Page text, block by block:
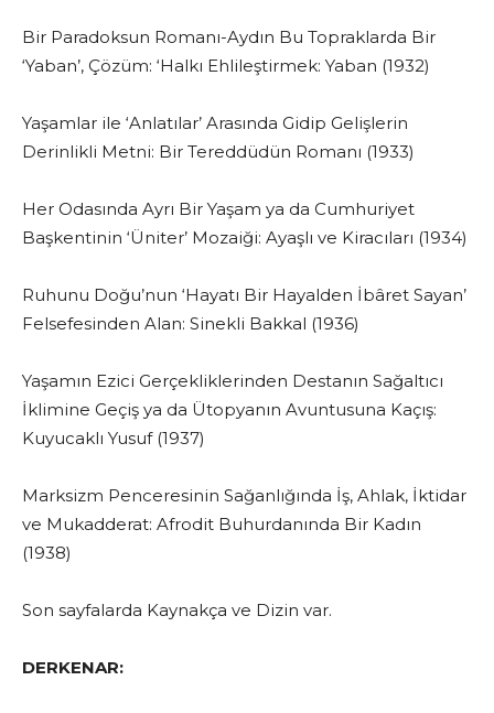
Bir Paradoksun Romanı-Aydın Bu Topraklarda Bir
‘Yaban’, Çözüm: ‘Halkı Ehlileştirmek: Yaban (1932)
Yaşamlar ile ‘Anlatılar’ Arasında Gidip Gelişlerin
Derinlikli Metni: Bir Tereddüdün Romanı (1933)
Her Odasında Ayrı Bir Yaşam ya da Cumhuriyet
Başkentinin ‘Üniter’ Mozaiği: Ayaşlı ve Kiracıları (1934)
Ruhunu Doğu’nun ‘Hayatı Bir Hayalden İbâret Sayan’
Felsefesinden Alan: Sinekli Bakkal (1936)
Yaşamın Ezici Gerçekliklerinden Destanın Sağaltıcı
İklimine Geçiş ya da Ütopyanın Avuntusuna Kaçış:
Kuyucaklı Yusuf (1937)
Marksizm Penceresinin Sağanlığında İş, Ahlak, İktidar
ve Mukadderat: Afrodit Buhurdanında Bir Kadın
(1938)
Son sayfalarda Kaynakça ve Dizin var.
DERKENAR: